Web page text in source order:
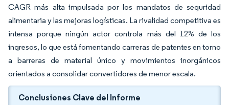
CAGR más alta impulsada por los mandatos de seguridad
alimentaria y las mejoras logísticas. La rivalidad competitiva es
intensa porque ningún actor controla más del 12% de los
ingresos, lo que está fomentando carreras de patentes en torno
a barreras de material único y movimientos inorgánicos
orientados a consolidar convertidores de menor escala.
Conclusiones Clave del Informe